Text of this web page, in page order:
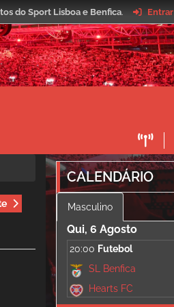
do Sport Lisboa e Benfica. Entrar
CALENDÁRIO
Masculino
Qui, 6 Agosto
20:00 Futebol
SL Benfica
Hearts FC